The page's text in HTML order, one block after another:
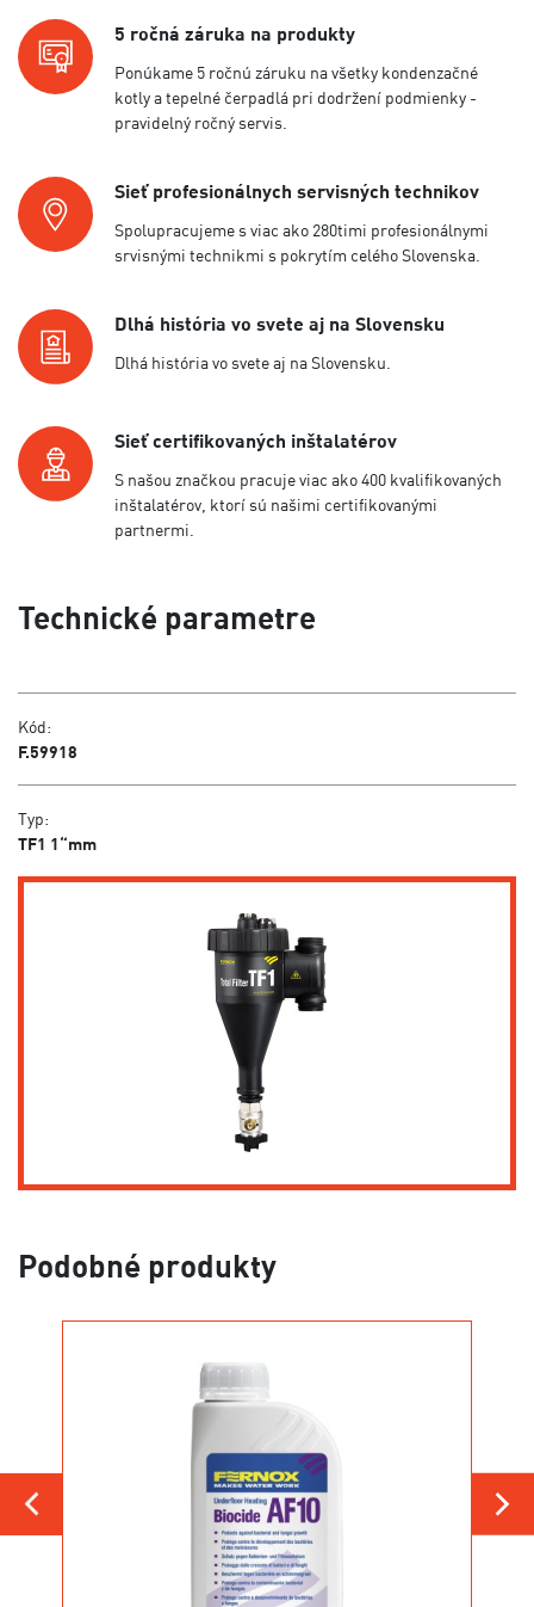
5 ročná záruka na produkty
Ponúkame 5 ročnú záruku na všetky kondenzačné
kotly a tepelné čerpadlá pri dodržení podmienky -
pravidelný ročný servis.
Sieť profesionálnych servisných technikov
Spolupracujeme s viac ako 280timi profesionálnymi
srvisnými technikmi s pokrytím celého Slovenska.
Dlhá história vo svete aj na Slovensku
Dlhá história vo svete aj na Slovensku.
Sieť certifikovaných inštalatérov
S našou značkou pracuje viac ako 400 kvalifikovaných
inštalatérov, ktorí sú našimi certifikovanými
partnermi.
Technické parametre
Kód:
F.59918
Typ:
TF1 1“mm
Podobné produkty